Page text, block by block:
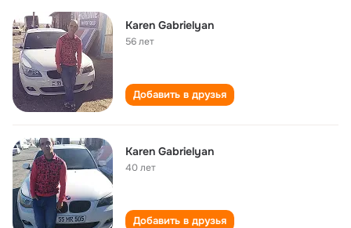
Karen Gabrielyan
56 лет
Добавить в друзья
Karen Gabrielyan
40 лет
Добавить в друзья